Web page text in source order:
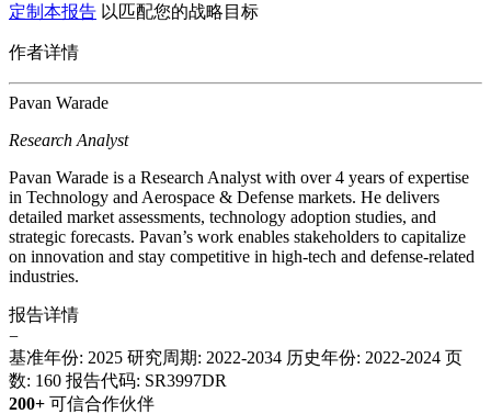
定制本报告 以匹配您的战略目标
作者详情
Pavan Warade
Research Analyst
Pavan Warade is a Research Analyst with over 4 years of expertise
in Technology and Aerospace & Defense markets. He delivers
detailed market assessments, technology adoption studies, and
strategic forecasts. Pavan’s work enables stakeholders to capitalize
on innovation and stay competitive in high-tech and defense-related
industries.
报告详情
−
基准年份: 2025 研究周期: 2022-2034 历史年份: 2022-2024 页
数: 160 报告代码: SR3997DR
200+ 可信合作伙伴